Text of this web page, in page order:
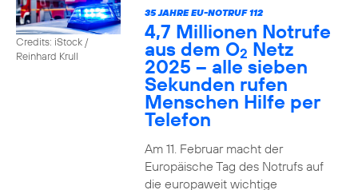
Credits: iStock /
Reinhard Krull
35 JAHRE EU-NOTRUF 112
4,7 Millionen Notrufe
aus dem O2 Netz
2025 – alle sieben
Sekunden rufen
Menschen Hilfe per
Telefon
Am 11. Februar macht der
Europäische Tag des Notrufs auf
die europaweit wichtige